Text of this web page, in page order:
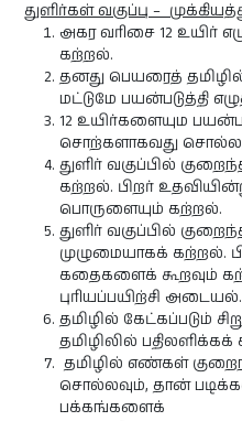
துளிர்கள் வகுப்பு –
அகர வரிசை 12 உயிர்
கற்றல்.
தனது பெயரைத்
மட்டுமே பயன்படுத்தி
12 உயிர்களையும
சொற்களாகவது சொல்ல,
துளிர் வகுப்பில்
கற்றல். பிறர்
பொருளையும் கற்றல்.
துளிர் வகுப்பில்
முழுமையாகக் கற்றல்.
கதைகளைக் கூறவும்
புரியப்பயிற்சி அடையல்.
தமிழில் கேட்கப்படும்
தமிழிலில்
தமிழில் எண்கள்
சொல்லவும், தான்
பக்கங்களைக்